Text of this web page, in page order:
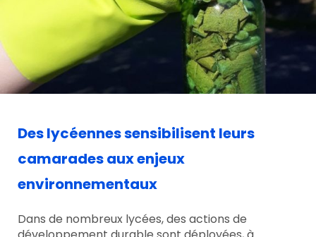
Des lycéennes sensibilisent leurs
camarades aux enjeux
environnementaux
Dans de nombreux lycées, des actions de